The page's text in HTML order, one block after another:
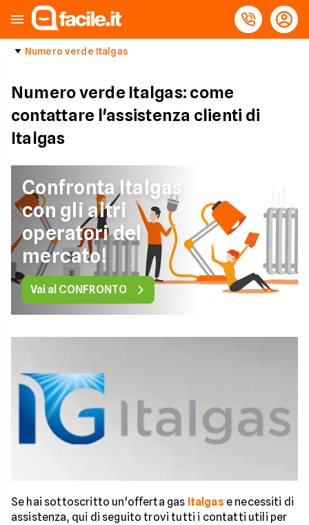
Numero verde Italgas
Numero verde Italgas: come
contattare l'assistenza clienti di
Italgas
Confronta Italgas
con gli altri
operatori del
mercato!
Vai al CONFRONTO
Se hai sottoscritto un'offerta gas Italgas e necessiti di
assistenza, qui di seguito trovi tutti i contatti utili per